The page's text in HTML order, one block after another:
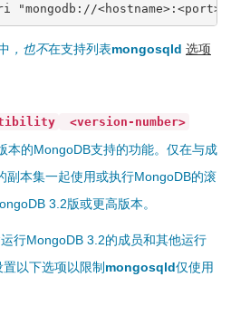
"mongodb://
，也不在支持列表mongosqld 选项
<version-number>
本的MongoDB支持的功能。仅在与成
副本集一起使用或执行MongoDB的滚
3.2版或更高版本。
行MongoDB 3.2的成员和其他运行
以下选项以限制 mongosqld仅使用